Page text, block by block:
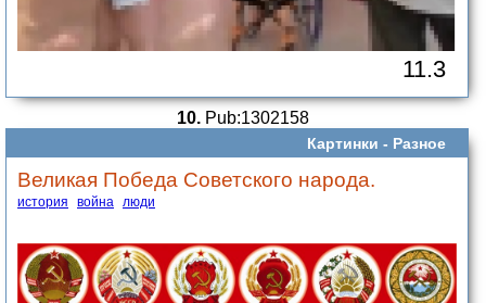
11.3
10. Pub:1302158
Картинки - Разное
Великая Победа Советского народа.
история война люди